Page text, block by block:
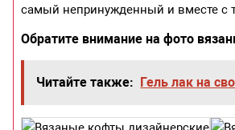
самый непринужденный и вместе с
Обратите внимание на фото
Читайте также: Гель лак на